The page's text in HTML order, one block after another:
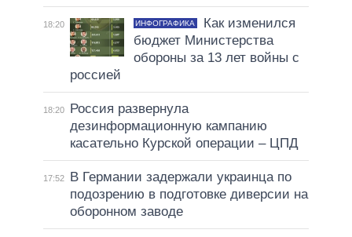
18:20 ИНФОГРАФИКА
Как изменился
бюджет Министерства
обороны за 13 лет войны с
россией
18:20
Россия развернула
дезинформационную кампанию
касательно Курской операции – ЦПД
17:52
В Германии задержали украинца по
подозрению в подготовке диверсии на
оборонном заводе